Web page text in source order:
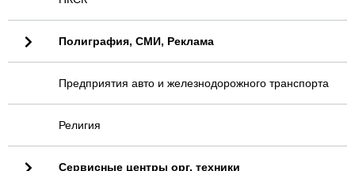
Полиграфия, СМИ, Реклама
Предприятия авто и железнодорожного транспорта
Религия
Сервисные центры орг. техники